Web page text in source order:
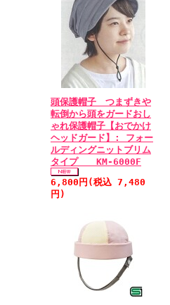
頭保護帽子 つまずきや
転倒から頭をガードおし
ゃれ保護帽子【おでかけ
ヘッドガード】: フォー
ルディングニットブリム
タイプ KM-6000F
6,800円(税込 7,480
円)